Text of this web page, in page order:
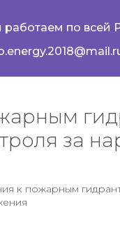
по всей
за
к пожарным